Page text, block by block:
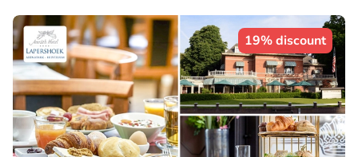
19% discount